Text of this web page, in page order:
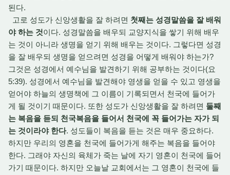
된다.
고로 성도가 신앙생활을 잘 하려면 첫째는 성경말씀을 잘 배워
야 하는 것이다. 성경말씀을 배우되 교양지식을 쌓기 위해 배우
는 것이 아니라 생명을 얻기 위해 배우는 것이다. 그렇다면 성경
을 잘 배우되 생명을 얻으려면 성경을 어떻게 배워야 하는가?
그것은 성경에서 예수님을 발견하기 위해 공부하는 것이다(요
5:39). 성경에서 예수님을 발견해야 영생을 얻을 수 있고 영생을
얻어야 하늘의 생명책에 그 이름이 기록되면서 천국에 들어가
게 될 것이기 때문이다. 또한 성도가 신앙생활을 잘 하려면 둘째
는 복음을 듣되 천국복음을 들어서 천국에 꼭 들어가는 자가 되
는 것이라야 한다. 성도들이 복음을 듣는 것은 매우 중요하다.
하지만 우리의 영혼을 천국에 들어가게 해주는 복음을 들어야
한다. 그래야 자신의 육체가 죽는 날에 자기 영혼이 천국에 들어
가기 때문이다. 하지만 오늘날 교회에서는 그 영혼이 천국에 들